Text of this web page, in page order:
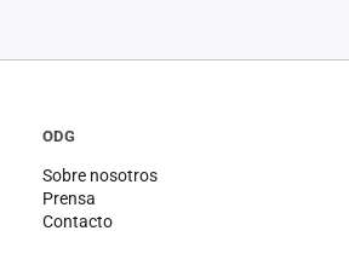
ODG
Sobre nosotros
Prensa
Contacto